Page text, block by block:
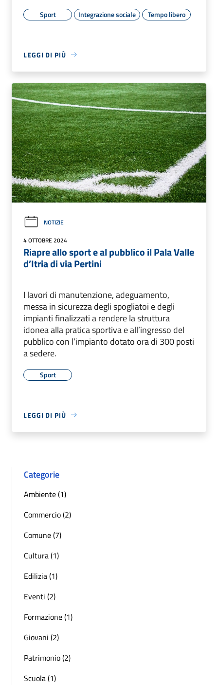
Sport Integrazione sociale Tempo libero
LEGGI DI PIÙ
NOTIZIE
4 OTTOBRE 2024
Riapre allo sport e al pubblico il Pala Valle
d’Itria di via Pertini
I lavori di manutenzione, adeguamento,
messa in sicurezza degli spogliatoi e degli
impianti finalizzati a rendere la struttura
idonea alla pratica sportiva e all’ingresso del
pubblico con l’impianto dotato ora di 300 posti
a sedere.
Sport
LEGGI DI PIÙ
Categorie
Ambiente (1)
Commercio (2)
Comune (7)
Cultura (1)
Edilizia (1)
Eventi (2)
Formazione (1)
Giovani (2)
Patrimonio (2)
Scuola (1)